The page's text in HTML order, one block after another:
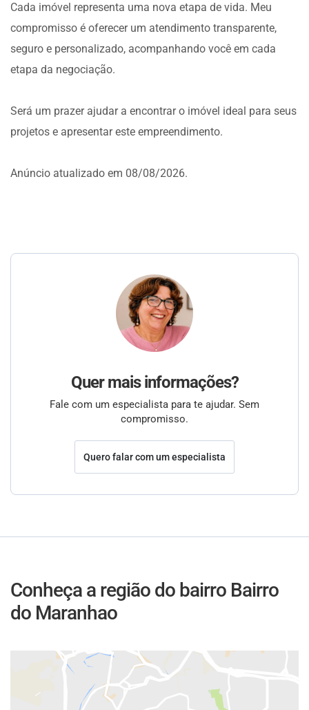
Cada imóvel representa uma nova etapa de vida. Meu
compromisso é oferecer um atendimento transparente,
seguro e personalizado, acompanhando você em cada
etapa da negociação.
Será um prazer ajudar a encontrar o imóvel ideal para seus
projetos e apresentar este empreendimento.
Anúncio atualizado em 08/08/2026.
Quer mais informações?
Fale com um especialista para te ajudar. Sem
compromisso.
Quero falar com um especialista
Conheça a região do bairro Bairro
do Maranhao